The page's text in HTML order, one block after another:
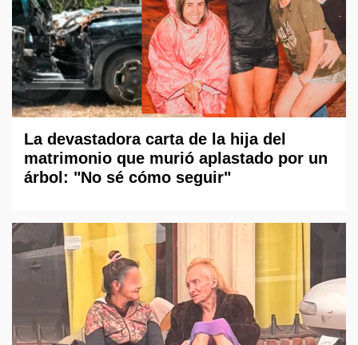
La devastadora carta de la hija del
matrimonio que murió aplastado por un
árbol: "No sé cómo seguir"